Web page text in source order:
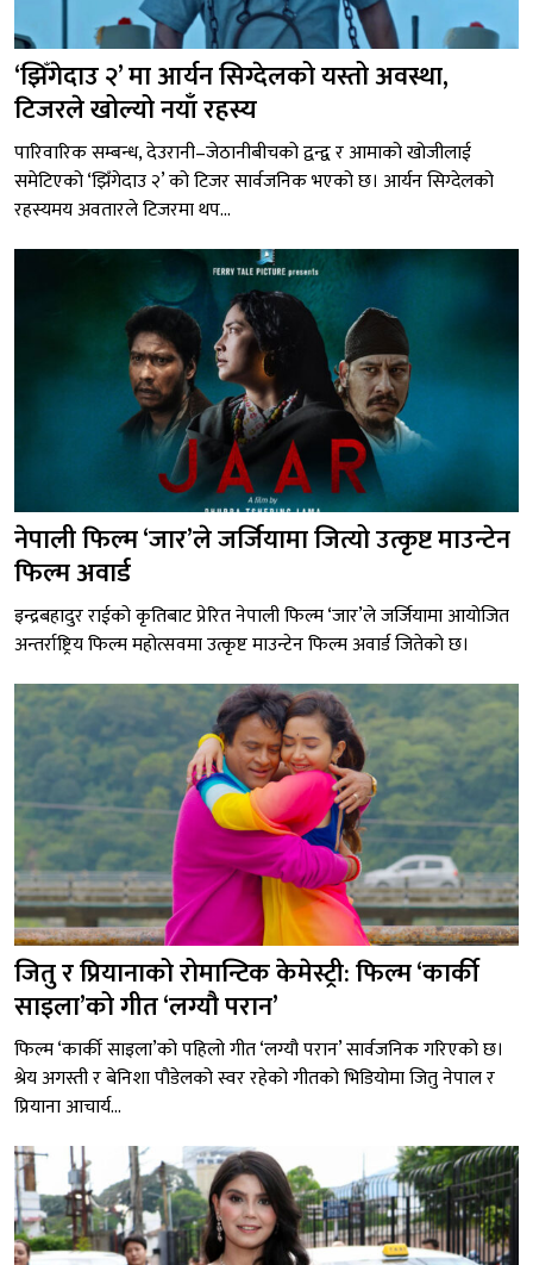
‘झिँगेदाउ २’ मा आर्यन सिग्देलको यस्तो अवस्था,
टिजरले खोल्यो नयाँ रहस्य
पारिवारिक सम्बन्ध, देउरानी–जेठानीबीचको द्वन्द्व र आमाको खोजीलाई
समेटिएको ‘झिँगेदाउ २’ को टिजर सार्वजनिक भएको छ। आर्यन सिग्देलको
रहस्यमय अवतारले टिजरमा थप...
नेपाली फिल्म ‘जार’ले जर्जियामा जित्यो उत्कृष्ट माउन्टेन
फिल्म अवार्ड
इन्द्रबहादुर राईको कृतिबाट प्रेरित नेपाली फिल्म ‘जार’ले जर्जियामा आयोजित
अन्तर्राष्ट्रिय फिल्म महोत्सवमा उत्कृष्ट माउन्टेन फिल्म अवार्ड जितेको छ।
जितु र प्रियानाको रोमान्टिक केमेस्ट्री: फिल्म ‘कार्की
साइला’को गीत ‘लग्यौ परान’
फिल्म ‘कार्की साइला’को पहिलो गीत ‘लग्यौ परान’ सार्वजनिक गरिएको छ।
श्रेय अगस्ती र बेनिशा पौडेलको स्वर रहेको गीतको भिडियोमा जितु नेपाल र
प्रियाना आचार्य...